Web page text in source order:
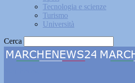
Tecnologia e scienze
Turismo
Università
Cerca